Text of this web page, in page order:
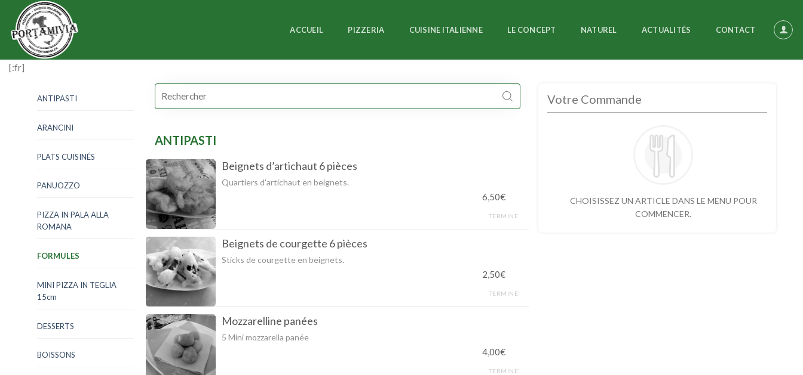
content
ACCUEIL PIZZERIA CUISINE ITALIENNE LE CONCEPT NATUREL ACTUALITÉS CONTACT
[:fr]
ANTIPASTI
ARANCINI
PLATS CUISINÉS
PANUOZZO
PIZZA IN PALA ALLA
ROMANA
FORMULES
MINI PIZZA IN TEGLIA
15cm
DESSERTS
BOISSONS
ANTIPASTI
Beignets d’artichaut 6 pièces
Quartiers d'artichaut en beignets.
6,50€
TERMINE'
Beignets de courgette 6 pièces
Sticks de courgette en beignets.
2,50€
TERMINE'
Mozzarelline panées
5 Mini mozzarella panée
4,00€
TERMINE'
Votre Commande
CHOISISSEZ UN ARTICLE DANS LE MENU POUR
COMMENCER.